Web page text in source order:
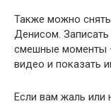
Также можно
Денисом.
смешные моменты
видео и показать
Если вам жаль или